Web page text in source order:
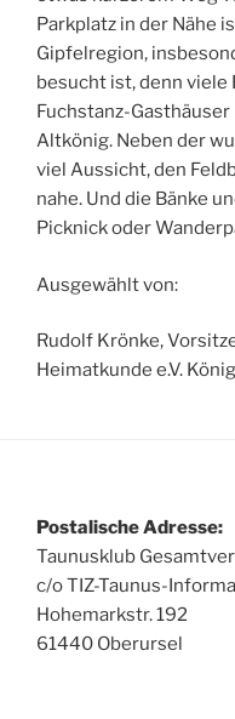
Parkplatz in der Nähe
Gipfelregion,
besucht ist, denn viele
Fuchstanz-
Altkönig. Neben der
viel Aussicht, den
nahe. Und die Bänke
Picknick oder
Ausgewählt von:
Rudolf Krönke,
Heimatkunde e.V.
Postalische Adresse:
Taunusklub
c/o TIZ-Taunus-
Hohemarkstr. 192
61440 Oberursel